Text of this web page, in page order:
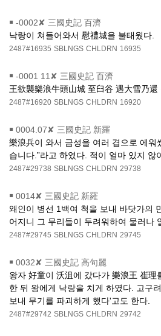
￭ -0002✘ 三國史記 百濟
낙랑이 쳐들어와서 慰禮城을 불태웠다.
2487#16935 SBLNGS CHLDRN 16935
￭ -0001 11✘ 三國史記 百濟
王欲襲樂浪牛頭山城 至臼谷 遇大雪乃
2487#16920 SBLNGS CHLDRN 16920
￭ 0004.07✘ 三國史記 新羅
樂浪兵이 와서 금성을 여러 겹으로 에
습니다.”라고 하였다. 적이 얼마 있지 않
2487#29738 SBLNGS CHLDRN 29738
￭ 0014✘ 三國史記 新羅
왜인이 병선 1백여 척을 보내 바닷가의
어지니 그 무리들이 두려워하여 물러나
2487#29745 SBLNGS CHLDRN 29745
￭ 0032✘ 三國史記 高句麗
왕자 好童이 沃沮에 갔다가 樂浪王 崔
한 뒤 왕에게 낙랑을 치게 하였다. 고구
보내 무기를 파괴하게 했다'고도 한다.
2487#29742 SBLNGS CHLDRN 29742